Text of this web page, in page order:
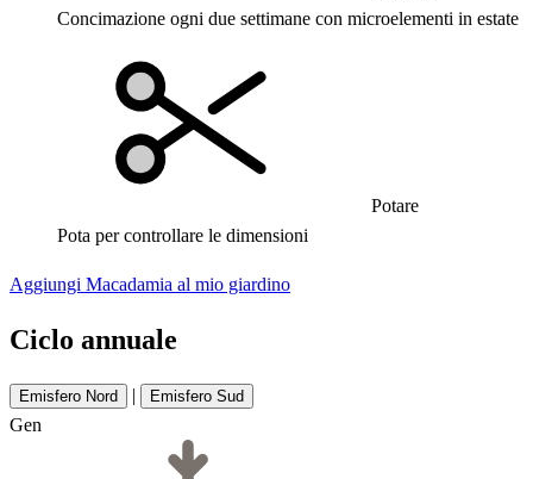
Concimazione ogni due settimane con microelementi in estate
Potare
Pota per controllare le dimensioni
Aggiungi Macadamia al mio giardino
Ciclo annuale
Emisfero Nord | Emisfero Sud
Gen